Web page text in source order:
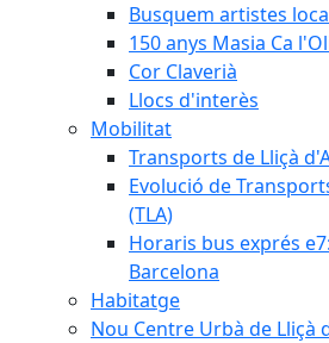
Busquem artistes
150 anys Masia Ca
Cor Claverià
Llocs d'interès
Mobilitat
Transports de Lliçà
Evolució de
(TLA)
Horaris bus exprés
Barcelona
Habitatge
Nou Centre Urbà de Lliçà